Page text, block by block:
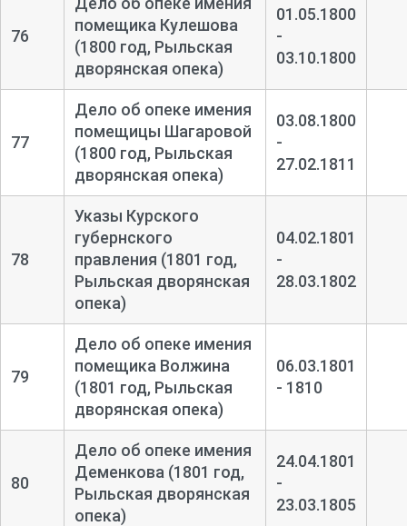
76
помещика Кулешова
(1800 год, Рыльская
дворянская опека)
01.05.1800
-
03.10.1800
77
Дело об опеке имения
помещицы Шагаровой
(1800 год, Рыльская
дворянская опека)
03.08.1800
-
27.02.1811
78
Указы Курского
губернского
правления (1801 год,
Рыльская дворянская
опека)
04.02.1801
-
28.03.1802
79
Дело об опеке имения
помещика Волжина
(1801 год, Рыльская
дворянская опека)
06.03.1801
- 1810
80
Дело об опеке имения
Деменкова (1801 год,
Рыльская дворянская
опека)
24.04.1801
-
23.03.1805